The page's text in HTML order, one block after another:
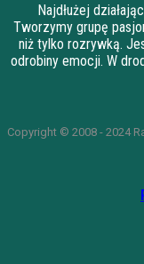
Najdłużej
Tworzymy grupę
niż tylko rozrywką.
odrobiny emocji. W
Copyright © 2008 - 2024